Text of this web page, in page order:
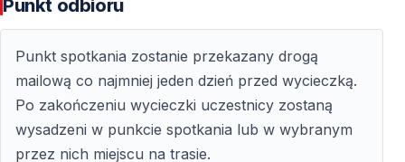
Opcjonalne zakupy
Wyroby skórzane i pokaz mody
W zależności od dostępnego czasu, możliwa jest
opcjonalna wizyta w centrum sprzedaży wyrobów
Punkt odbioru
Punkt spotkania zostanie przekazany drogą
mailową co najmniej jeden dzień przed wycieczką.
Po zakończeniu wycieczki uczestnicy zostaną
wysadzeni w punkcie spotkania lub w wybranym
przez nich miejscu na trasie.